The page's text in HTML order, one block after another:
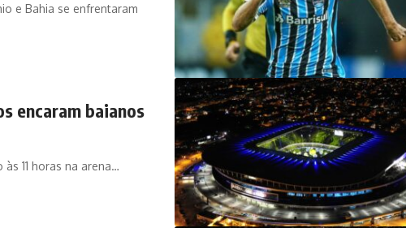
e Bahia se enfrentaram
encaram baianos
11 horas na arena…